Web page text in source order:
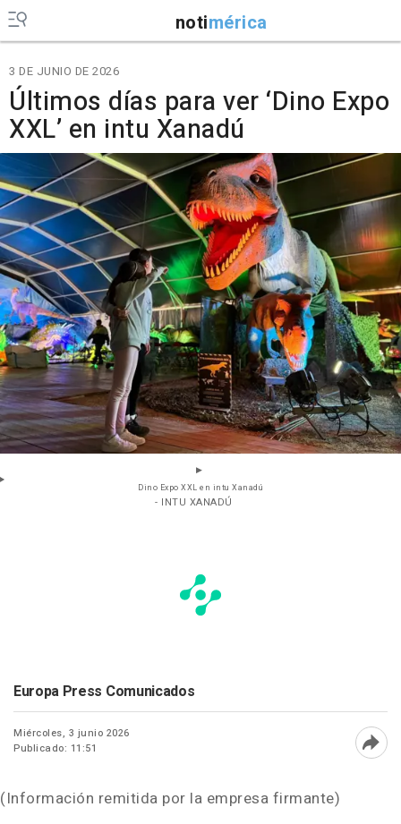
notimérica
3 DE JUNIO DE 2026
Últimos días para ver ‘Dino Expo
XXL’ en intu Xanadú
Dino Expo XXL en intu Xanadú
- INTU XANADÚ
Europa Press Comunicados
Miércoles, 3 junio 2026
Publicado: 11:51
(Información remitida por la empresa firmante)